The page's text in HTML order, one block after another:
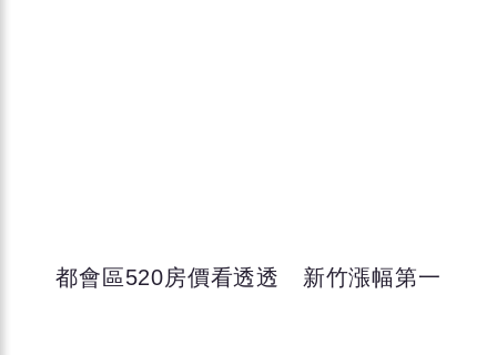
都會區520房價看透透 新竹漲幅第一